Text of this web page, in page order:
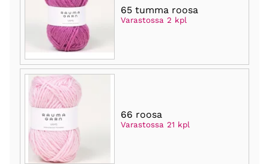
65 tumma roosa
Varastossa 2 kpl
66 roosa
Varastossa 21 kpl